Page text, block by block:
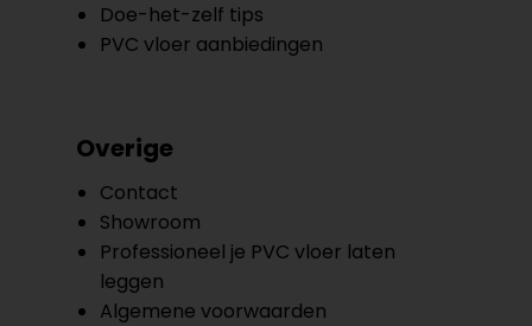
Doe-het-zelf tips
PVC vloer aanbiedingen
Overige
Contact
Showroom
Professioneel je PVC vloer laten
leggen
Algemene voorwaarden